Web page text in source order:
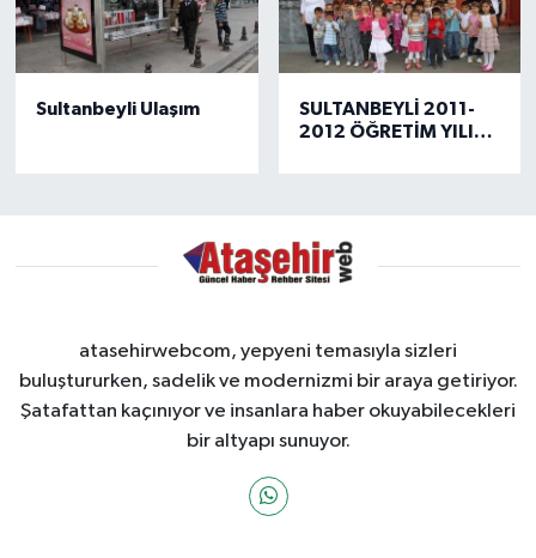
Sultanbeyli Ulaşım
SULTANBEYLİ 2011-
2012 ÖĞRETİM YILI
atasehirwebcom, yepyeni temasıyla sizleri
buluştururken, sadelik ve modernizmi bir araya getiriyor.
Şatafattan kaçınıyor ve insanlara haber okuyabilecekleri
bir altyapı sunuyor.